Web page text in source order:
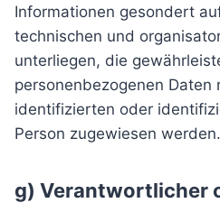
Informationen gesondert
technischen und
unterliegen, die
personenbezogenen Daten
identifizierten oder
Person zugewiesen werden.
g) Verantwortlicher